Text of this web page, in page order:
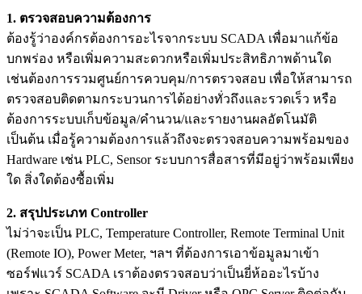
1. ตรวจสอบความต้องการ
ต้องรู้ว่าองค์กรต้องการอะไรจากระบบ SCADA เพื่อมาแก้ข้อ
บกพร่อง หรือเพิ่มความสะดวกหรือเพิ่มประสิทธิภาพด้านใด
เช่นต้องการรวมศูนย์การควบคุม/การตรวจสอบ เพื่อให้สามารถ
ตรวจสอบติดตามกระบวนการได้อย่างทั่วถึงและรวดเร็ว หรือ
ต้องการระบบเก็บข้อมูล/คำนวน/และรายงานผลอัตโนมัติ
เป็นต้น เมื่อรู้ความต้องการแล้วถึงจะตรวจสอบความพร้อมของ
Hardware เช่น PLC, Sensor ระบบการสื่อสารที่มีอยู่ว่าพร้อมเพียง
ใด สิ่งใดต้องซื้อเพิ่ม
2. สรุปประเภท Controller
ไม่ว่าจะเป็น PLC, Temperature Controller, Remote Terminal Unit
(Remote IO), Power Meter, ฯลฯ ที่ต้องการเอาข้อมูลมาเข้า
ซอร์ฟแวร์ SCADA เราต้องตรวจสอบว่าเป็นยี่ห้ออะไรบ้าง